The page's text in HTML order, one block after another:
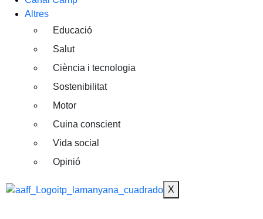
Altres
Educació
Salut
Ciència i tecnologia
Sostenibilitat
Motor
Cuina conscient
Vida social
Opinió
X